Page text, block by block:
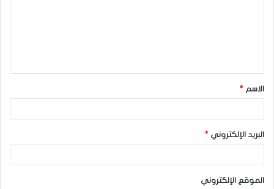
ق
*
الاسم *
البريد الإلكتروني *
الموقع الإلكتروني